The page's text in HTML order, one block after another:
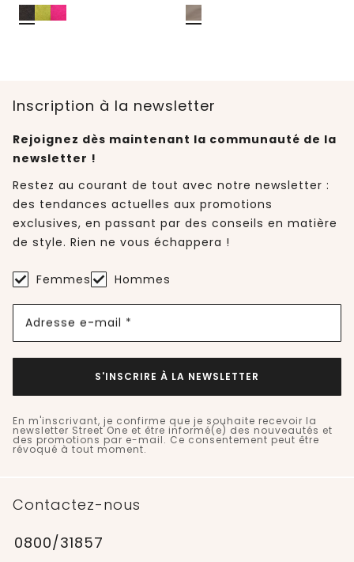
Inscription à la newsletter
Rejoignez dès maintenant la communauté de la
newsletter !
Restez au courant de tout avec notre newsletter :
des tendances actuelles aux promotions
exclusives, en passant par des conseils en matière
de style. Rien ne vous échappera !
Femmes Hommes
Adresse e-mail *
S'INSCRIRE À LA NEWSLETTER
En m'inscrivant, je confirme que je souhaite recevoir la
newsletter Street One et être informé(e) des nouveautés et
des promotions par e-mail. Ce consentement peut être
révoqué à tout moment.
Contactez-nous
0800/31857